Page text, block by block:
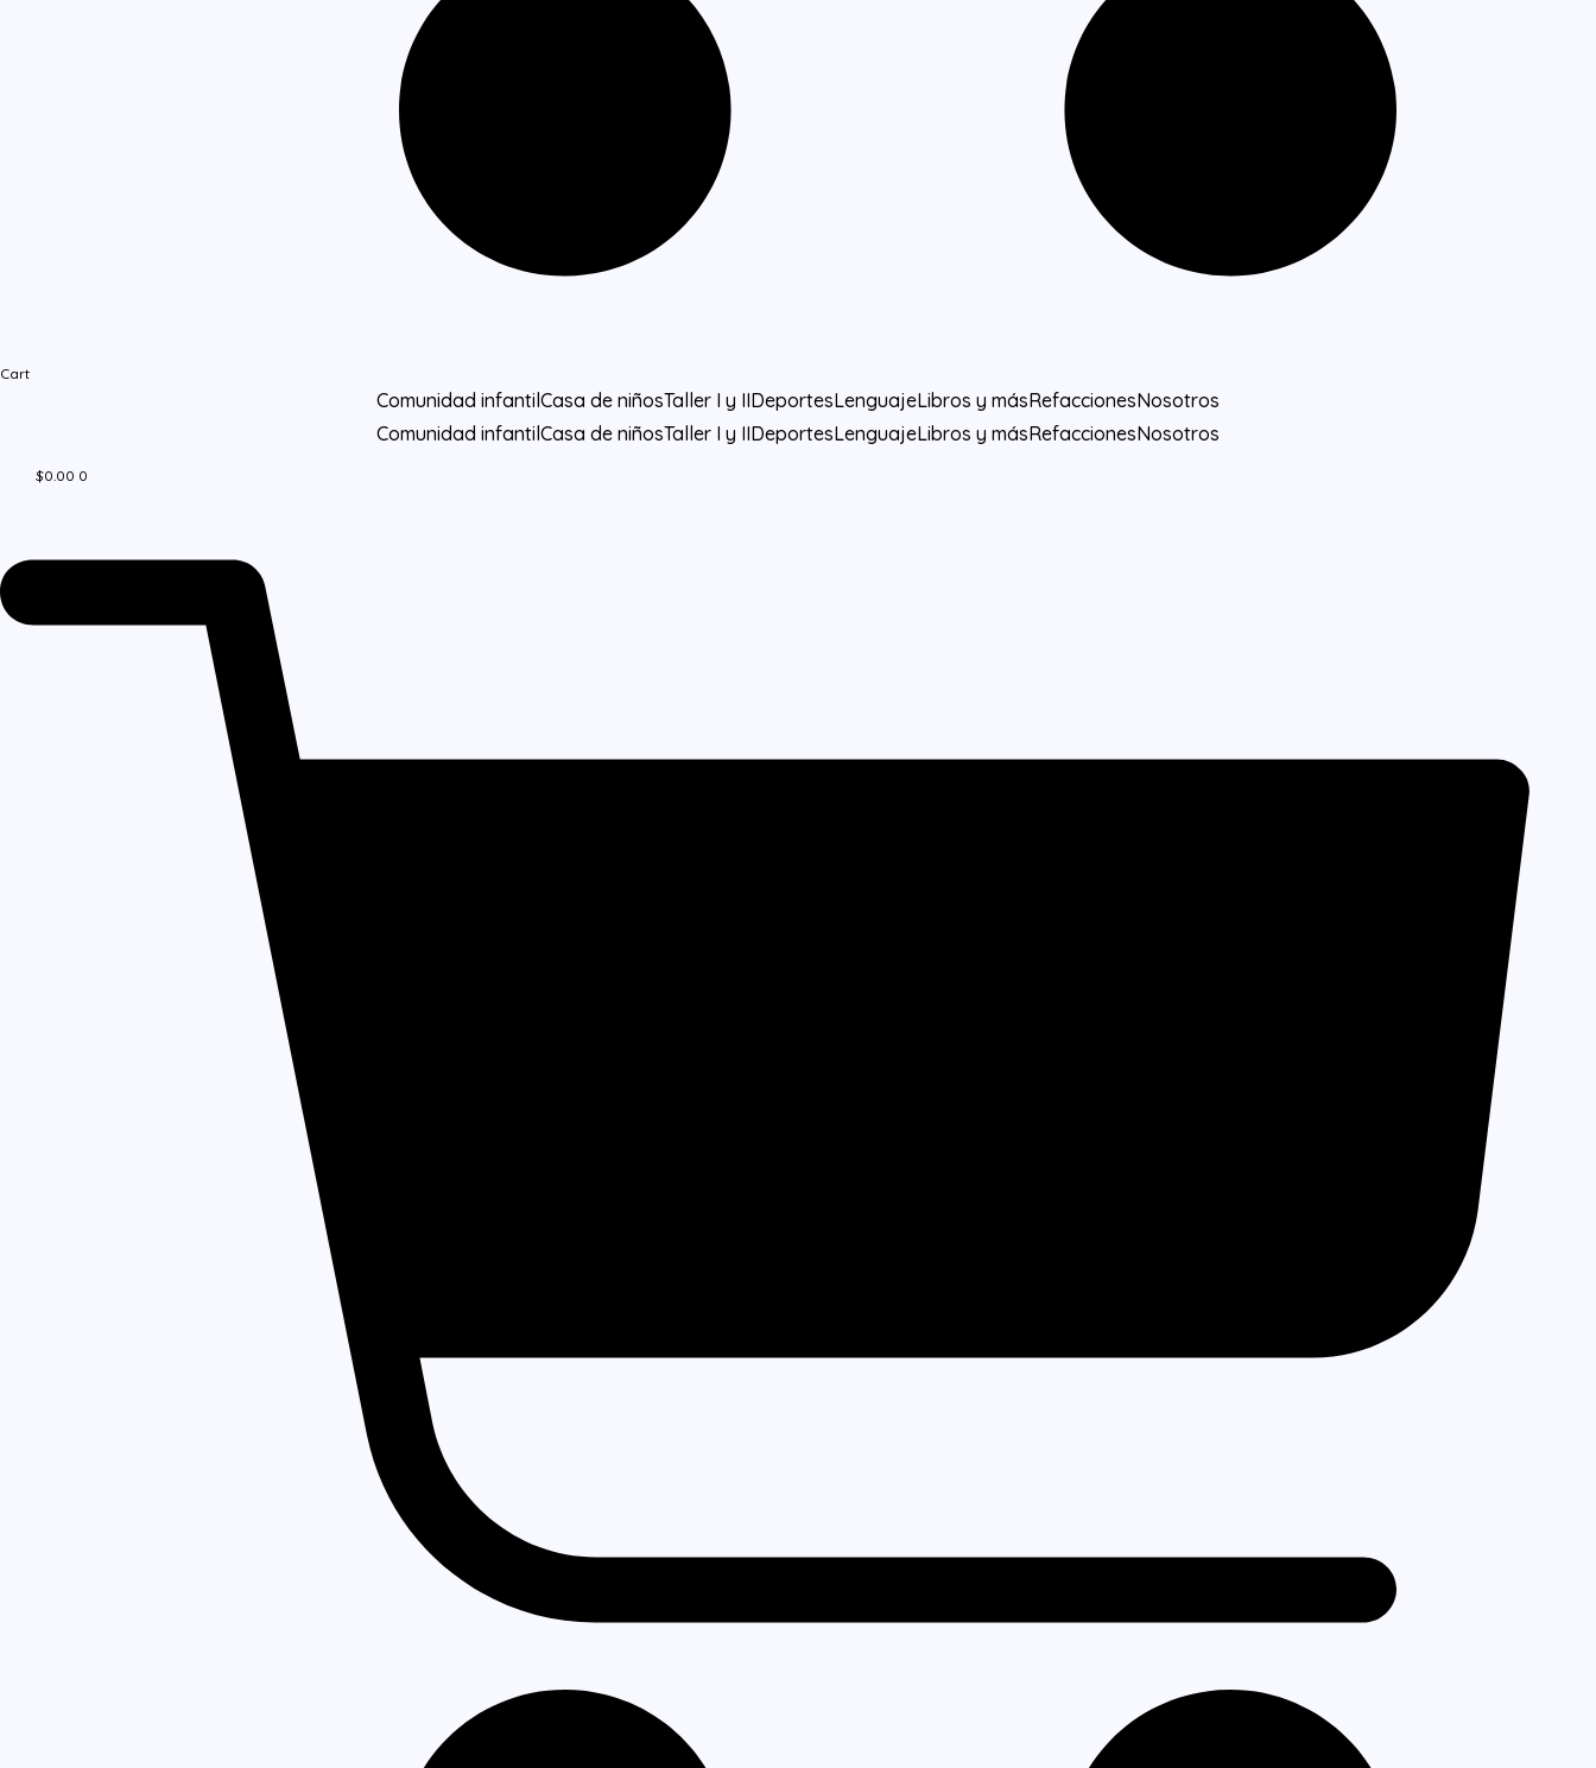
Cart
Comunidad infantilCasa de niñosTaller I y IIDeportesLenguajeLibros y másRefaccionesNosotros
Comunidad infantilCasa de niñosTaller I y IIDeportesLenguajeLibros y másRefaccionesNosotros
$0.00 0